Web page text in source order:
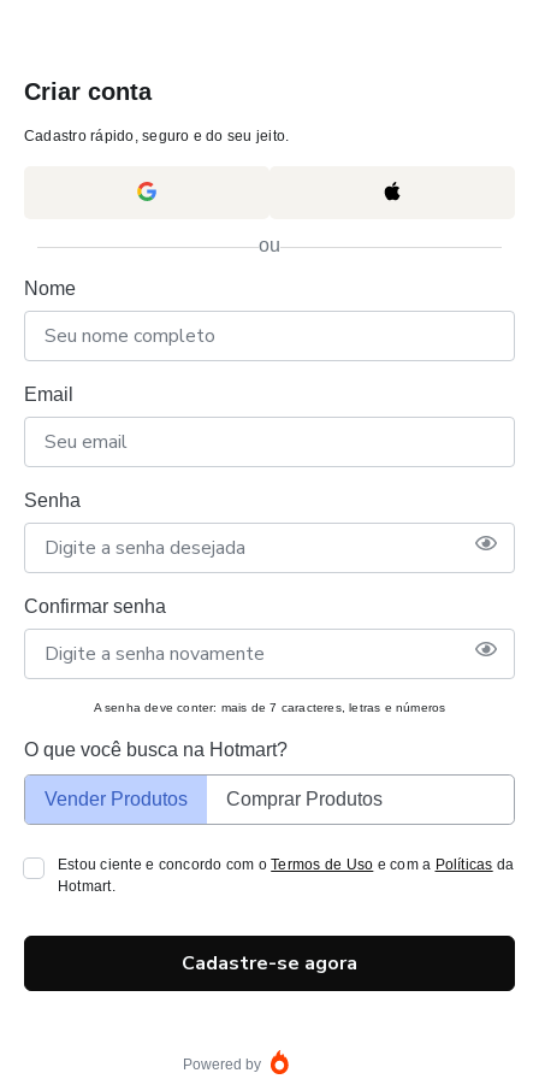
Criar conta
Cadastro rápido, seguro e do seu jeito.
ou
Nome
Email
Senha
Confirmar senha
A senha deve conter: mais de 7 caracteres, letras e números
O que você busca na Hotmart?
Vender Produtos Comprar Produtos
Estou ciente e concordo com oTermos de Uso e com a Políticas da
Hotmart.
Cadastre-se agora
Powered by